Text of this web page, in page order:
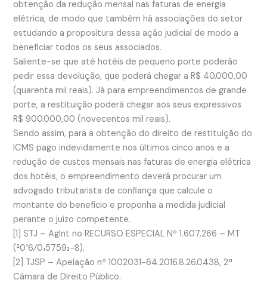
obtenção da redução mensal nas faturas de energia
elétrica, de modo que também há associações do setor
estudando a propositura dessa ação judicial de modo a
beneficiar todos os seus associados.
Saliente-se que até hotéis de pequeno porte poderão
pedir essa devolução, que poderá chegar a R$ 40.000,00
(quarenta mil reais). Já para empreendimentos de grande
porte, a restituição poderá chegar aos seus expressivos
R$ 900.000,00 (novecentos mil reais).
Sendo assim, para a obtenção do direito de restituição do
ICMS pago indevidamente nos últimos cinco anos e a
redução de custos mensais nas faturas de energia elétrica
dos hotéis, o empreendimento deverá procurar um
advogado tributarista de confiança que calcule o
montante do benefício e proponha a medida judicial
perante o juízo competente.
[1] STJ – AgInt no RECURSO ESPECIAL Nº 1.607.266 – MT
(2016⁄0157592-8).
[2] TJSP – Apelação nº 1002031-64.2016.8.26.0438, 2ª
Câmara de Direito Público.